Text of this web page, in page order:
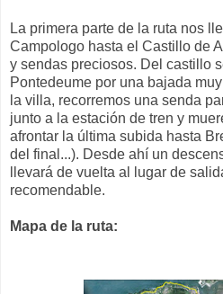
La primera parte de la ruta nos
Campologo hasta el Castillo de
y sendas preciosos. Del castillo
Pontedeume por una bajada
la villa, recorremos una senda
junto a la estación de tren y
afrontar la última subida hasta
del final...). Desde ahí un
llevará de vuelta al lugar de
recomendable.
Mapa de la ruta: